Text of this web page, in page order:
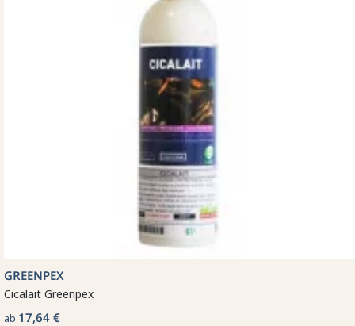
GREENPEX
Cicalait Greenpex
ab 17,64 €